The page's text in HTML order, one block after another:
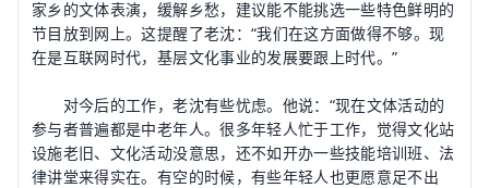
家乡的文体表演，缓解乡愁，建议能不能挑选一些特色鲜明的
节目放到网上。这提醒了老沈：“我们在这方面做得不够。现
在是互联网时代，基层文化事业的发展要跟上时代。”
对今后的工作，老沈有些忧虑。他说：“现在文体活动的
参与者普遍都是中老年人。很多年轻人忙于工作，觉得文化站
设施老旧、文化活动没意思，还不如开办一些技能培训班、法
律讲堂来得实在。有空的时候，有些年轻人也更愿意足不出